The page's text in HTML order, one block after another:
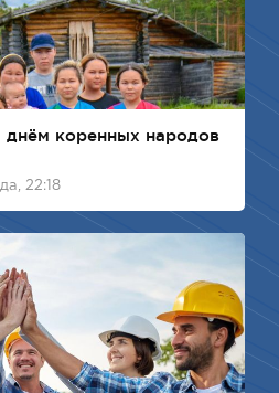
коренных народов
22:18